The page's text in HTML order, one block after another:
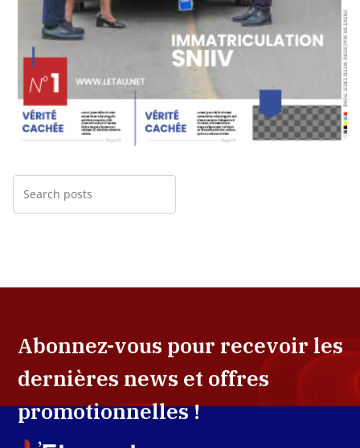
Abonnez-vous pour recevoir les
dernières news et offres
promotionnelles !